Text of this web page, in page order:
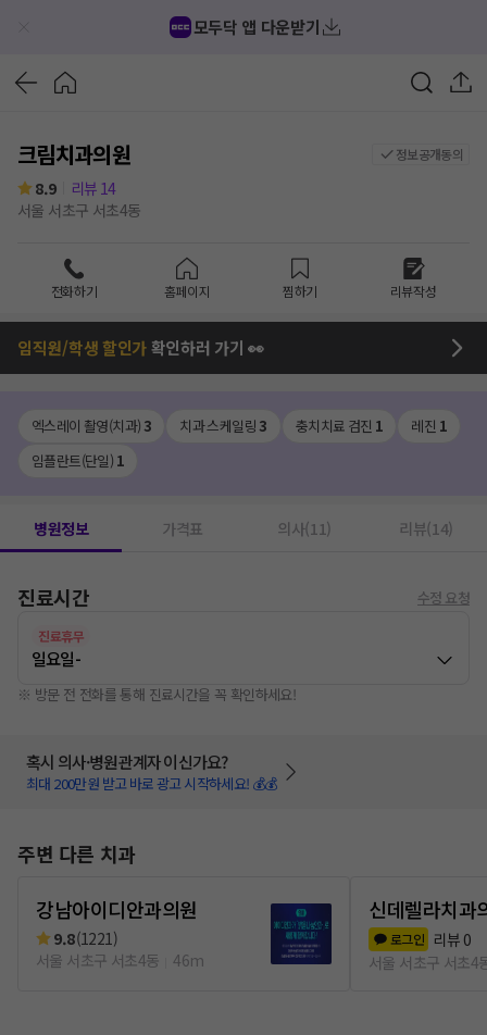
모두닥 앱 다운받기
크림치과의원 정보공개동의
8.9 리뷰 14
서울 서초구 서초4동
전화하기 홈페이지 찜하기 리뷰작성
임직원/학생 할인가확인하러 가기 👀
엑스레이 촬영(치과)3 치과 스케일링3 충치치료 검진 1 레진 1
임플란트(단일) 1
병원정보 가격표 의사(11) 리뷰(14)
진료시간 수정 요청
진료휴무
일요일-
※ 방문 전 전화를 통해 진료시간을 꼭 확인하세요!
혹시 의사·병원관계자 이신가요?
최대 200만원 받고 바로 광고 시작하세요! 💰💰
주변 다른 치과
강남아이디안과의원
9.8(1221)
서울 서초구 서초4동
46m
신데렐라치과
로그인 리뷰 0
서울 서초구 서초4